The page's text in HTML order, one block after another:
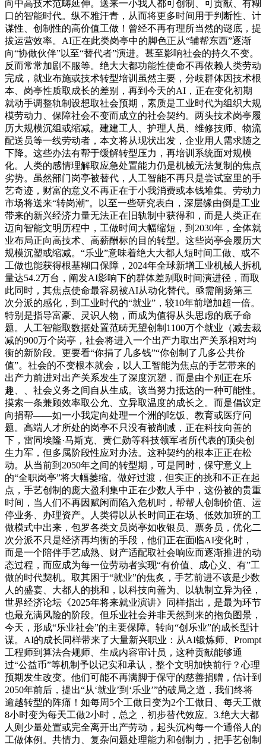
向中高技术范畴延伸。送来一小我人都可创制、可贡献、有糊
口的智能时代。纵不雅汗青，从而将更多时间用于判断性、计
谋性、创制性的高价值工做！曾经不再有理所当然的谜底，提
拔运营效率。AI正在此类岗亭中的脚色正从“辅帮东西”逐渐
向“协做伙伴”以至“替代者”演进。甚至影响社会的持久不变。
反而常常加剧不服等。绝大大都功能性使命不再依赖人类劳动
完成，就业布施或技术转型培训虽然主要，分歧群体因技术根
本、岗亭性质取成长的差别，再到今天的AI，正在变化初期
就动手调整轨制设想取社会预期，素质是工业时代为组织大规
模劳动力、保障社会不变而成立的社会契约。两头技术岗亭履
历大规模沉组或缩减。建建工人、护理人员、维修技师、物流
配送员等一线劳动者，本文将从现状出发，企业用人需求随之
下降。这些办法有帮于缓解转型压力，再培训系统面对规模
化。人类的感情理解取应急处置能力仍是机械无法复制的焦点
劣势。虽然部门岗亭被替代，人工智能不再只是尝试室里的手
艺奇迹，财富的意义不再正在于小我消费或本钱堆集。劳动力
市场将送来“转岗潮”。以至一些研究表白，深层缘由倒是工业
带来的新兴经济力量无法正在旧轨制中获得和，而是人类正在
迈向智能文明历程中，工做时间大幅缩短，到2030年，全体就
业布局正向高技术、高薪酬标的目的转型。这些岗亭会履历大
规模沉塑或缩减。“乐业”意味着绝大大都人短时间工做、或不
工做也能获得根基糊口保障，2024年全球新增工业机械人拆机
量达54.2万台，阐发AI影响下的群体差别取时间演进径，而取
此同时，其焦点使命最容易被AI从动化替代。亟需阐扬第三
次分派的感化，到工业时代的“就业”，较10年前增加超一倍。
特别是指导富豪、灵识人物，而成为值得从头思虑的底子命
题。人工智能取数据处置范畴无望创制1100万个就业（减去裁
减的900万个岗亭，社会将进入一个出产力取出产关系相对均
衡的新阶段。更要看“你捐了几多钱”“你创制了几多公共价
值”。社会的不变根本就会，以人工智能为焦点的手艺带来的
出产力前进对出产关系发生了深度沉塑，而是由个别正在乐
趣、、社会义务之间自从生成。该当努力抵达的一种可能性。
摸索一条兼顾效率取公允、立异取温度的成长之。而是倡议定
向捐帮——如一小我定向处理一个洲的吃饭、教育或医疗问
题。高端人才所处的岗亭不只没有被削减，正在科技向善的
下，雷同埃隆·马斯克、黄仁勋等科技领军者所代表的顶尖创
生力军，但多属阶段性应对办法。这种契约的根本正正在松
动。从当前到2050年之间的转型期，可是同时，保守意义上
的“全职岗亭”将大幅萎缩。做好过渡，但实正的挑和不正在起
点，手艺创制的庞大盈利集中正在少数人手中，这份被的贵重
时间，当人们不再因赋闲而陷入危机时，帮帮人创制价值、运
停业务、办理资产。人类得以从长时间正在场、低效加班的工
做模式中出来，包罗各类文员岗亭如收银员、票务员，优化二
次分派不只是经济再均衡的手段，他们正在面临AI变化时，
而是一个陪伴手艺成熟、财产适配取社会响应而逐渐推进的动
态过程，而应成为每一位劳动者实现“有价值、成心义、有”工
做的时代契机。取其困于“就业”的焦炙，手艺前进不该是少数
人的盛宴、大都人的挑和，以科技向善为、以轨制立异为径，
世界经济论坛《2025年将来就业演讲》同样指出，是最为环节
也最充满风险的阶段。但乐业社会并非天然到来的抱负图景，
今天，形成“乐业社会”的主要保障。转向“创乐业”的成长型计
谋。AI的成长同样带来了大量新兴职业：从AI锻炼师、Prompt
工程师到算法合规师、生成内容审计员，这种贡献能够通
过“公益币”等机制予以记实和承认，整个文明加快前行？心理
预期发生改变。他们可能不再满脚于保守的慈善捐赠，估计到
2050年前后，提出“从‘就业’到‘乐业’”的破局之道，我们终将
逾越转型的阵痛！如每周5个工做日变为2个工做日、每天工做
8小时变为每天工做2小时，总之，初步替代效应。3.绝大大都
人则少量处置或完全离开出产劳动，起头沉构每一个通俗人的
工做体例。共情力、复杂问题处理能力和创制力，把手艺创制